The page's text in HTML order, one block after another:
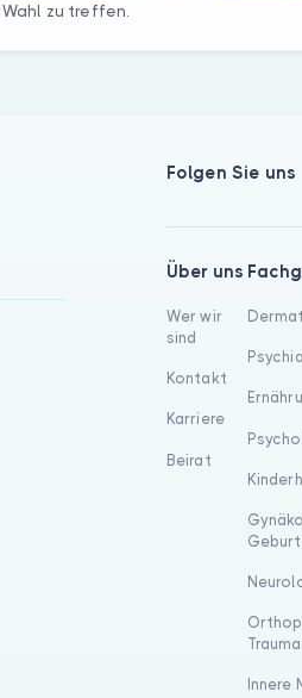
zu treffen.
Folgen Sie uns
Über uns
Wer wir
sind
Kontakt
Karriere
Beirat
Innere